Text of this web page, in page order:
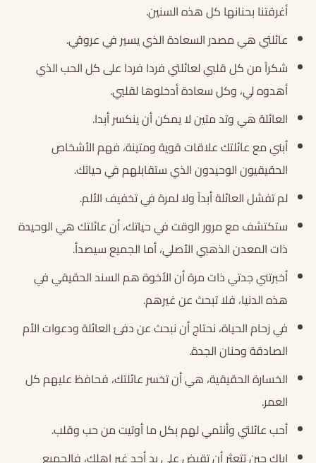
أغرقتنا بحنانها كل هذه السنين.
عائلتي هي مصدر السعادة الذي يسير في عروقي.
شكراً من كل قلبي لعائلتي فردا فردا على كل الحب الذي
أهدوه لي، وكل سعادة أدخلوها لقلبي.
العائلة هي وتد متين لا يمكن أن ينكسر أبدا.
أبني مع عائلتك علاقات قوية ومتينة، فهم الأشخاص
الحقيقيون الوحيدون الذي ستقابلهم في حياتك.
لم تفشل العائلة أبداً ولا لمرة في تخفيف الألم.
ستكتشف مع مرور الوقت في حياتك، أن عائلتك هي الوحيدة
ذات المعدن الذهبي الأصلي، أما الجميع سيصدأ.
أخبرتني جدتي ذات مرة أن الأخوة هم السند الحقيقي في
هذه الدنيا، فلا تبحث عن غيرهم.
في زحام الحياة، نحتاج أن نبحث عن دفئ العائلة ودعوات الأم
الصادقة وحنان الجدة.
الخسارة الحقيقية، هي أن تخسر عائلتك، فحافظ عليهم كل
العمر.
أحب عائلتي وأنتمي لهم بكل ما أوتيت من حب وقلب.
إياك حين تتعثر أن تقبض على يد أحد غير اهلك، فالجميع